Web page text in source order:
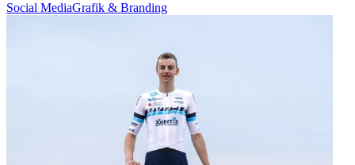
Social MediaGrafik & Branding